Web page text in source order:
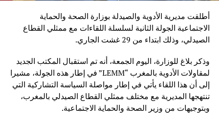
أطلقت مديرية الأدوية والصيدلة بوزارة الصحة والحماية
الاجتماعية الجولة الثانية لسلسلة اللقاءات مع ممثلي القطاع
الصيدلي، وذلك ابتداء من 29 غشت الجاري.
وذكر بلاغ للوزارة، اليوم الجمعة، أنه تم استقبال المكتب الجديد
لمقاولات الأدوية بالمغرب “LEMM” في إطار هذه الجولة، مشيرا
إلى أن هذا اللقاء يأتي في إطار مواصلة السياسة التشاركية التي
تنتهجها المديرية مع مختلف ممثلي القطاع الصيدلي بالمغرب،
وبتوجيهات من وزير الصحة والحماية الاجتماعية.